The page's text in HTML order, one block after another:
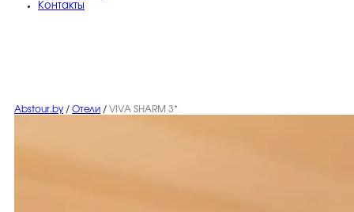
Контакты
Abstour.by / Отели / VIVA SHARM 3*